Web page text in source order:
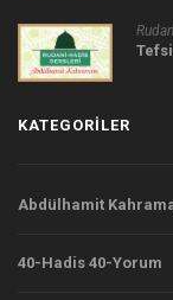
KATEGORILER
Abdülhamit
40-Hadis 40-Yorum